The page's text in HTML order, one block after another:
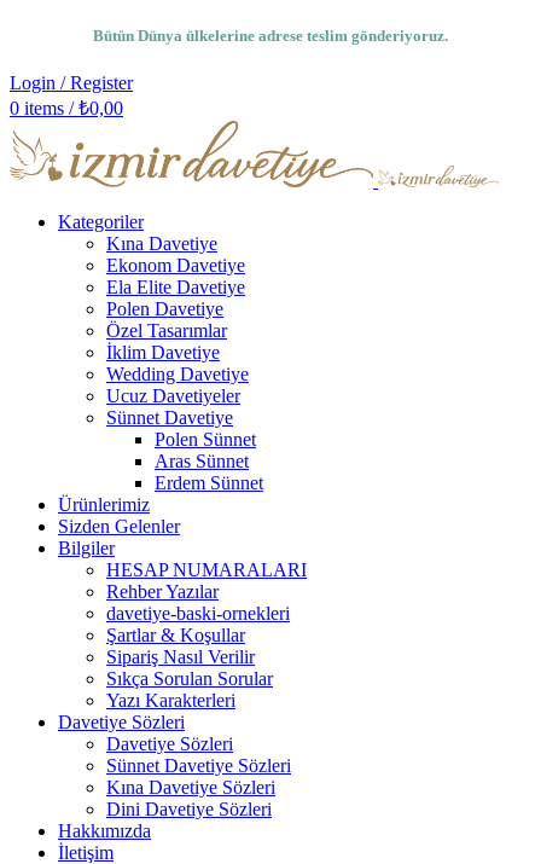
Bütün Dünya ülkelerine adrese teslim gönderiyoruz.
Login / Register
0 items / ₺0,00
Kategoriler
Kına Davetiye
Ekonom Davetiye
Ela Elite Davetiye
Polen Davetiye
Özel Tasarımlar
İklim Davetiye
Wedding Davetiye
Ucuz Davetiyeler
Sünnet Davetiye
Polen Sünnet
Aras Sünnet
Erdem Sünnet
Ürünlerimiz
Sizden Gelenler
Bilgiler
HESAP NUMARALARI
Rehber Yazılar
davetiye-baski-ornekleri
Şartlar & Koşullar
Sipariş Nasıl Verilir
Sıkça Sorulan Sorular
Yazı Karakterleri
Davetiye Sözleri
Davetiye Sözleri
Sünnet Davetiye Sözleri
Kına Davetiye Sözleri
Dini Davetiye Sözleri
Hakkımızda
İletişim